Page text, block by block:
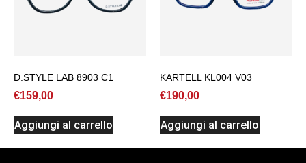
D.STYLE LAB 8903 C1
€159,00
Aggiungi al carrello
KARTELL KL004 V03
€190,00
Aggiungi al carrello